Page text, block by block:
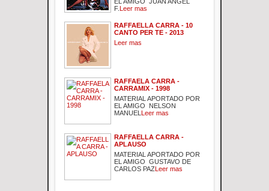
F.Leer mas
RAFFAELLA CARRA - 10
CANTO PER TE - 2013
Leer mas
RAFFAELA CARRA -
CARRAMIX - 1998
MATERIAL APORTADO POR
EL AMIGO NELSON
MANUEL Leer mas
RAFFAELLA CARRA -
APLAUSO
MATERIAL APORTADO POR
EL AMIGO GUSTAVO DE
CARLOS PAZLeer mas